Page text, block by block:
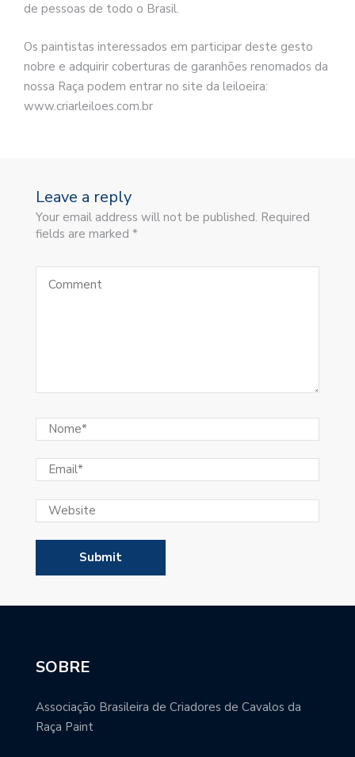
de pessoas de todo o Brasil.
Os paintistas interessados em participar deste gesto
nobre e adquirir coberturas de garanhões renomados da
nossa Raça podem entrar no site da leiloeira:
www.criarleiloes.com.br
Leave a reply
Your email address will not be published. Required
fields are marked *
SOBRE
Associação Brasileira de Criadores de Cavalos da
Raça Paint